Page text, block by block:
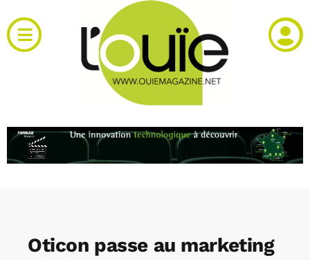
au
contenu
Toggle
Navigation
RH et emploi
Oticon passe au marketing